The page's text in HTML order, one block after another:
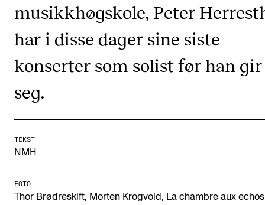
IT og digitale tjenester
Sibelius – Notation Software
Rom, bygg, saler og studio
Semesterregistrering
Læringsressurser
Betalte spilleoppdrag
musikkhøgskole, Peter
har i disse dager sine siste
konserter som solist før han gir
seg.
TEKST
NMH
FOTO
Thor Brødreskift, Morten Krogvold, La chambre aux